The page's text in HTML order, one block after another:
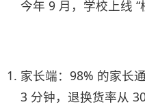
今年 9 月，学校上线 “
家长端：98% 的家长
3 分钟，退换货率从